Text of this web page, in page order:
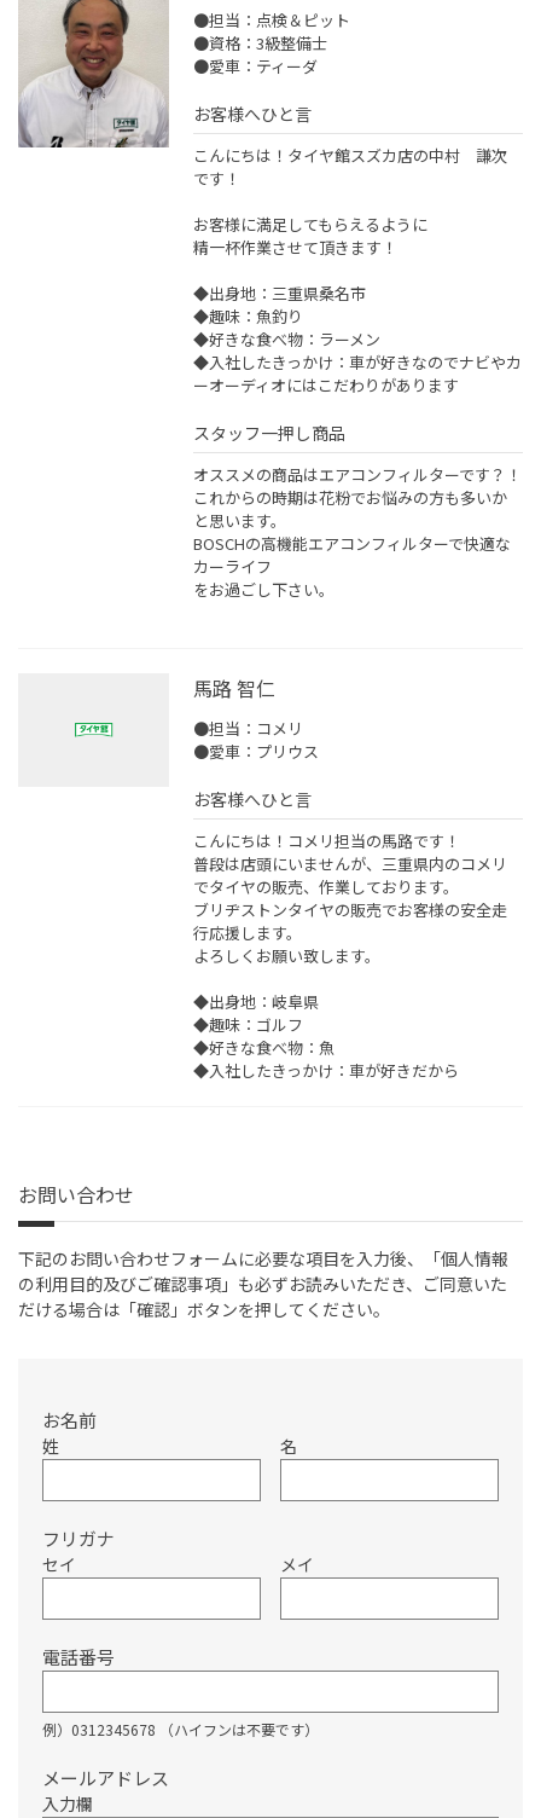
●担当：点検＆ピット
●資格：3級整備士
●愛車：ティーダ
お客様へひと言
こんにちは！タイヤ館スズカ店の中村 謙次
です！
お客様に満足してもらえるように
精一杯作業させて頂きます！
◆出身地：三重県桑名市
◆趣味：魚釣り
◆好きな食べ物：ラーメン
◆入社したきっかけ：車が好きなのでナビやカ
ーオーディオにはこだわりがあります
スタッフ一押し商品
オススメの商品はエアコンフィルターです？！
これからの時期は花粉でお悩みの方も多いか
と思います。
BOSCHの高機能エアコンフィルターで快適な
カーライフ
をお過ごし下さい。
馬路 智仁
●担当：コメリ
●愛車：プリウス
お客様へひと言
こんにちは！コメリ担当の馬路です！
普段は店頭にいませんが、三重県内のコメリ
でタイヤの販売、作業しております。
ブリヂストンタイヤの販売でお客様の安全走
行応援します。
よろしくお願い致します。
◆出身地：岐阜県
◆趣味：ゴルフ
◆好きな食べ物：魚
◆入社したきっかけ：車が好きだから
お問い合わせ
下記のお問い合わせフォームに必要な項目を入力後、「個人情報
の利用目的及びご確認事項」も必ずお読みいただき、ご同意いた
だける場合は「確認」ボタンを押してください。
お名前
姓 名
フリガナ
セイ メイ
電話番号
例）0312345678 （ハイフンは不要です）
メールアドレス
入力欄